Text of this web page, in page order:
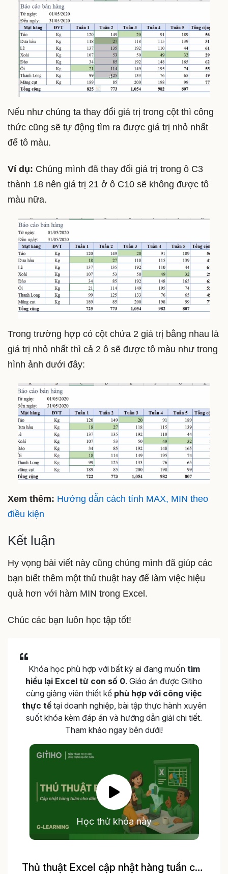
Nếu như chúng ta thay đổi giá trị trong cột thì công
thức cũng sẽ tự động tìm ra được giá trị nhỏ nhất
để tô màu.
Ví dụ: Chúng mình đã thay đổi giá trị trong ô C3
thành 18 nên giá trị 21 ở ô C10 sẽ không được tô
màu nữa.
Trong trường hợp có cột chứa 2 giá trị bằng nhau là
giá trị nhỏ nhất thì cả 2 ô sẽ được tô màu như trong
hình ảnh dưới đây:
Xem thêm: Hướng dẫn cách tính MAX, MIN theo
điều kiện
Kết luận
Hy vọng bài viết này cũng chúng mình đã giúp các
bạn biết thêm một thủ thuật hay để làm việc hiệu
quả hơn với hàm MIN trong Excel.
Chúc các bạn luôn học tập tốt!
Khóa học phù hợp với bất kỳ ai đang muốn tìm
hiểu lại Excel từ con số 0. Giáo án được Gitiho
cùng giảng viên thiết kế phù hợp với công việc
thực tếtại doanh nghiệp, bài tập thực hành xuyên
suốt khóa kèm đáp án và hướng dẫn giải chi tiết.
Tham khảo ngay bên dưới!
Học thử khóa này
Thủ thuật Excel cập nhật hàng tuần cho